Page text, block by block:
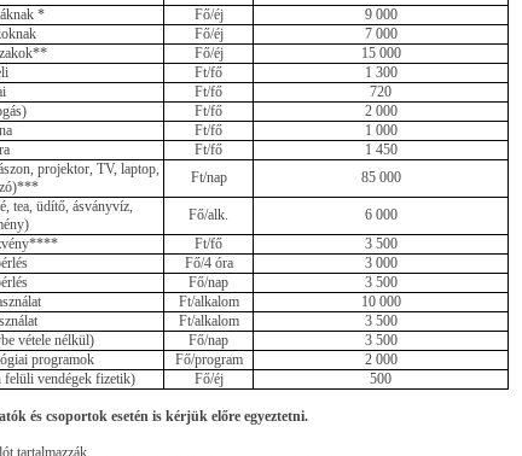
*
Fő/éj
9 000
Fő/éj
7 000
Fő/éj
15 000
Ft/fő
1 300
Ft/fő
720
Ft/fő
2 000
Ft/fő
1 000
Ft/fő
1 450
projektor, TV, laptop,
Ft/nap
85 000
tea, üdítő, ásványvíz,
Fő/alk.
6 000
Ft/fő
3 500
Fő/4 óra
3 000
Fő/nap
3 500
Ft/alkalom
10 000
Ft/alkalom
3 500
vétele nélkül)
Fő/nap
3 500
programok
Fő/program
2 000
felüli vendégek fizetik)
Fő/éj 500
és csoportok esetén is kérjük előre egyeztetni.
tartalmazzák.